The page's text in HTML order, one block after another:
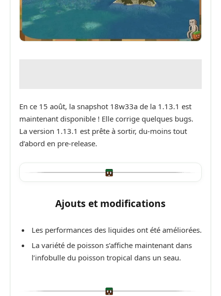
En ce 15 août, la snapshot 18w33a de la 1.13.1 est
maintenant disponible ! Elle corrige quelques bugs.
La version 1.13.1 est prête à sortir, du-moins tout
d’abord en pre-release.
Ajouts et modifications
Les performances des liquides ont été améliorées.
La variété de poisson s’affiche maintenant dans
l’infobulle du poisson tropical dans un seau.